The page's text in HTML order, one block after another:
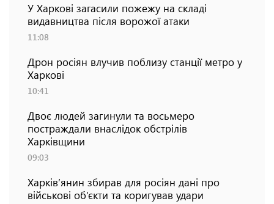
У Харкові загасили пожежу на складі
видавництва після ворожої атаки
11:08
Дрон росіян влучив поблизу станції метро у
Харкові
10:41
Двоє людей загинули та восьмеро
постраждали внаслідок обстрілів
Харківщини
09:03
Харків’янин збирав для росіян дані про
військові об’єкти та коригував удари